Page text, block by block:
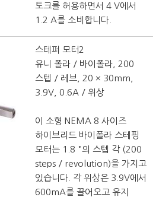
토크를 허용하면서 4 V에서
1.2 A를 소비합니다.
스테퍼 모터2
유니 폴라 / 바이폴라, 200
스텝 / 레브, 20 × 30mm,
3.9V, 0.6A / 위상
이 소형 NEMA 8 사이즈
하이브리드 바이폴라 스테핑
모터는 1.8 °의 스텝 각 (200
steps / revolution)을 가지고
있습니다. 각 위상은 3.9V에서
600mA를 끌어오고 유지